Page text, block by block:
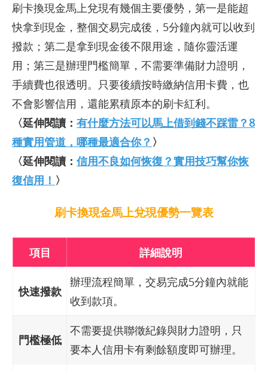
刷卡換現金馬上兌現有幾個主要優勢，第一是能超
快拿到現金，整個交易完成後，5分鐘內就可以收到
撥款；第二是拿到現金後不限用途，隨你靈活運
用；第三是辦理門檻簡單，不需要準備財力證明，
手續費也很透明。只要後續按時繳納信用卡費，也
不會影響信用，還能累積原本的刷卡紅利。
〈延伸閱讀： 有什麼方法可以馬上借到錢不踩雷？8
種實用管道，哪種最適合你？ 〉
〈延伸閱讀： 信用不良如何恢復？實用技巧幫你恢
復信用！ 〉
刷卡換現金馬上兌現優勢一覽表
項目 詳細說明
快速撥款
辦理流程簡單，交易完成5分鐘內就能
收到款項。
門檻極低
不需要提供聯徵紀錄與財力證明，只
要本人信用卡有剩餘額度即可辦理。